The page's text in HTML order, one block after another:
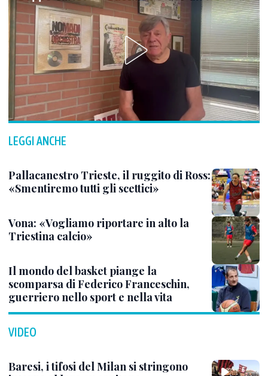
LEGGI ANCHE
Pallacanestro Trieste, il ruggito di Ross:
«Smentiremo tutti gli scettici»
Vona: «Vogliamo riportare in alto la
Triestina calcio»
Il mondo del basket piange la
scomparsa di Federico Franceschin,
guerriero nello sport e nella vita
VIDEO
Baresi, i tifosi del Milan si stringono